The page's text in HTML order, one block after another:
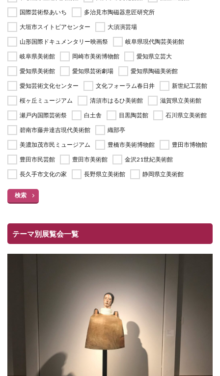
国際芸術祭あいち
多治見市陶磁器意匠研究所
大垣市スイトピアセンター
大須演芸場
山形国際ドキュメンタリー映画祭
岐阜県現代陶芸美術館
岐阜県美術館
岡崎市美術博物館
愛知県立芸大
愛知県美術館
愛知県芸術劇場
愛知県陶磁美術館
愛知芸術文化センター
文化フォーラム春日井
新世紀工芸館
桜ヶ丘ミュージアム
清須市はるひ美術館
滋賀県立美術館
瀬戸内国際芸術祭
白土舎 目黒陶芸館
石川県立美術館
碧南市藤井達吉現代美術館
織部亭
美濃加茂市民ミュージアム
豊橋市美術博物館
豊田市博物館
豊田市民芸館
豊田市美術館
金沢21世紀美術館
長久手市文化の家
長野県立美術館 静岡県立美術館
検索
テーマ別展覧会一覧